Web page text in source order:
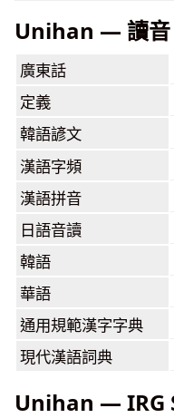
Unihan — 讀音
廣東話
定義
韓語諺文
漢語字頻
漢語拼音
日語音讀
韓語
華語
通用規範漢字字典
現代漢語詞典
Unihan — IRG